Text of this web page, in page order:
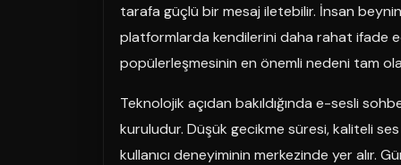
tarafa güçlü bir mesaj iletebilir. İnsan
platformlarda kendilerini daha rahat ifade
popülerleşmesinin en önemli nedeni tam
Teknolojik açıdan bakıldığında e-sesli
kuruludur. Düşük gecikme süresi, kaliteli ses
kullanıcı deneyiminin merkezinde yer alır.